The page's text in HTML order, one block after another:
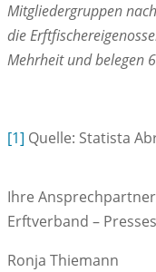
Mitgliedergruppen
die
Mehrheit und belegen
[1] Quelle: Statista
Ihre
Erftverband –
Ronja Thiemann